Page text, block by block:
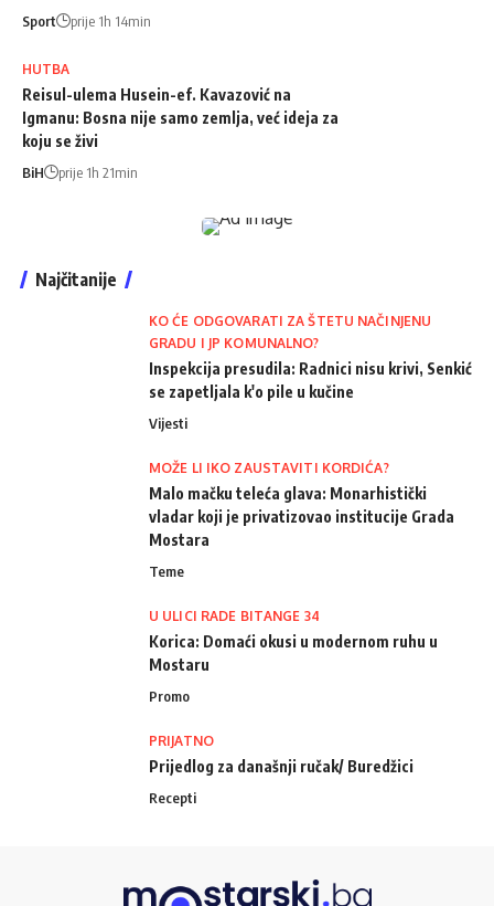
Sport prije 1h 14min
HUTBA
Reisul-ulema Husein-ef. Kavazović na
Igmanu: Bosna nije samo zemlja, već ideja za
koju se živi
BiH prije 1h 21min
Najčitanije
KO ĆE ODGOVARATI ZA ŠTETU NAČINJENU
GRADU I JP KOMUNALNO?
Inspekcija presudila: Radnici nisu krivi, Senkić
se zapetljala k'o pile u kučine
Vijesti
MOŽE LI IKO ZAUSTAVITI KORDIĆA?
Malo mačku teleća glava: Monarhistički
vladar koji je privatizovao institucije Grada
Mostara
Teme
U ULICI RADE BITANGE 34
Korica: Domaći okusi u modernom ruhu u
Mostaru
Promo
PRIJATNO
Prijedlog za današnji ručak/ Buredžici
Recepti